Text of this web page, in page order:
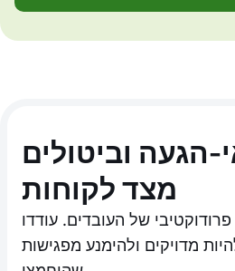
הגעה וביטולים
מצד לקוחות
של העובדים. עודדו
מדויקים ולהימנע מפגישות